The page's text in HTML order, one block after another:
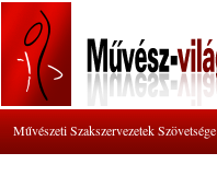
Művészeti Szakszervezetek Szövetsége